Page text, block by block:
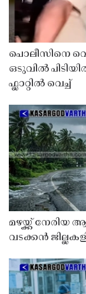
പൊലീസിനെ
ഒടുവിൽ
ഫ്ലാറ്റിൽ വെച്ച്
മഴയ്ക്ക്
വടക്കൻ